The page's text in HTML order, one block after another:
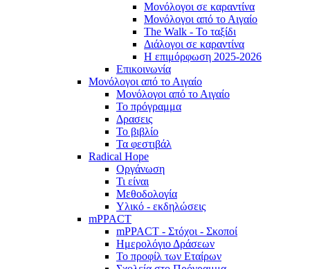
Μονόλογοι σε καραντίνα
Μονόλογοι από το Αιγαίο
The Walk - Το ταξίδι
Διάλογοι σε καραντίνα
Η επιμόρφωση 2025-2026
Επικοινωνία
Μονόλογοι από το Αιγαίο
Μονόλογοι από το Αιγαίο
Το πρόγραμμα
Δρασεις
Το βιβλίο
Τα φεστιβάλ
Radical Hope
Οργάνωση
Τι είναι
Μεθοδολογία
Υλικό - εκδηλώσεις
mPPACT
mPPACT - Στόχοι - Σκοποί
Ημερολόγιο Δράσεων
Το προφίλ των Εταίρων